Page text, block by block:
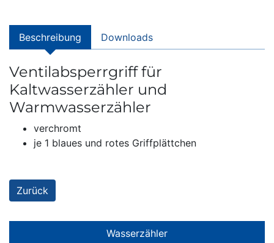
Beschreibung Downloads
Ventilabsperrgriff für
Kaltwasserzähler und
Warmwasserzähler
verchromt
je 1 blaues und rotes Griffplättchen
Zurück
Wasserzähler